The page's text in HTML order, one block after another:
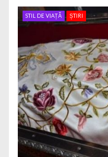
STIL DE VIAȚĂ ȘTIRI